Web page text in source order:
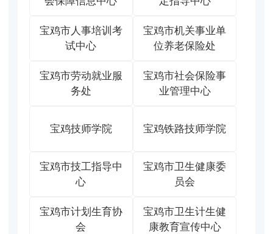
宝鸡市人事培训考
试中心
宝鸡市机关事业单
位养老保险处
宝鸡市劳动就业服
务处
宝鸡市社会保险事
业管理中心
宝鸡技师学院 宝鸡铁路技师学院
宝鸡市技工指导中
心
宝鸡市卫生健康委
员会
宝鸡市计划生育协
会
宝鸡市卫生计生健
康教育宣传中心